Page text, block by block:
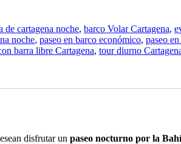
de cartagena noche, barco Volar Cartagena,
noche, paseo en barco económico, paseo
barra libre Cartagena, tour diurno
disfrutar un paseo nocturno por la